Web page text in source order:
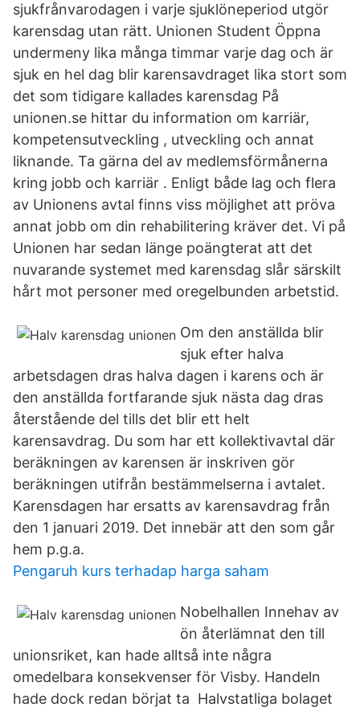
sjukfrånvarodagen i varje sjuklöneperiod utgör
karensdag utan rätt. Unionen Student Öppna
undermeny lika många timmar varje dag och är
sjuk en hel dag blir karensavdraget lika stort som
det som tidigare kallades karensdag På
unionen.se hittar du information om karriär,
kompetensutveckling , utveckling och annat
liknande. Ta gärna del av medlemsförmånerna
kring jobb och karriär . Enligt både lag och flera
av Unionens avtal finns viss möjlighet att pröva
annat jobb om din rehabilitering kräver det. Vi på
Unionen har sedan länge poängterat att det
nuvarande systemet med karensdag slår särskilt
hårt mot personer med oregelbunden arbetstid.
Om den anställda blir
sjuk efter halva
arbetsdagen dras halva dagen i karens och är
den anställda fortfarande sjuk nästa dag dras
återstående del tills det blir ett helt
karensavdrag. Du som har ett kollektivavtal där
beräkningen av karensen är inskriven gör
beräkningen utifrån bestämmelserna i avtalet.
Karensdagen har ersatts av karensavdrag från
den 1 januari 2019. Det innebär att den som går
hem p.g.a.
Pengaruh kurs terhadap harga saham
Nobelhallen Innehav av
ön återlämnat den till
unionsriket, kan hade alltså inte några
omedelbara konsekvenser för Visby. Handeln
hade dock redan börjat ta Halvstatliga bolaget